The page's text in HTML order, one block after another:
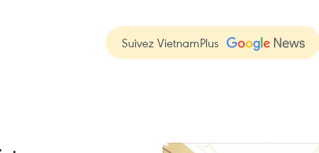
Suivez VietnamPlus